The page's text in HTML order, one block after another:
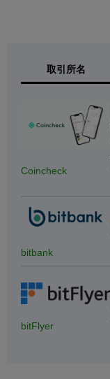
取引所名
Coincheck
bitbank
bitFlyer